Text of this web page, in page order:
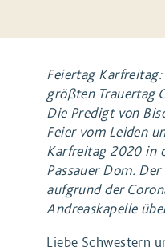
Feiertag
größten Trauertag
Die Predigt von
Feier vom Leiden
Karfreitag 2020 in
Passauer Dom.
aufgrund der
Andreaskapelle
Liebe Schwestern